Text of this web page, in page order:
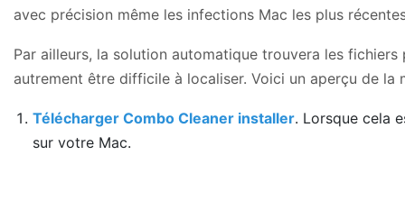
avec précision même les infections Mac les plus
Par ailleurs, la solution automatique trouvera les
autrement être difficile à localiser. Voici un aperçu de
Télécharger Combo Cleaner installer. Lorsque cela
sur votre Mac.